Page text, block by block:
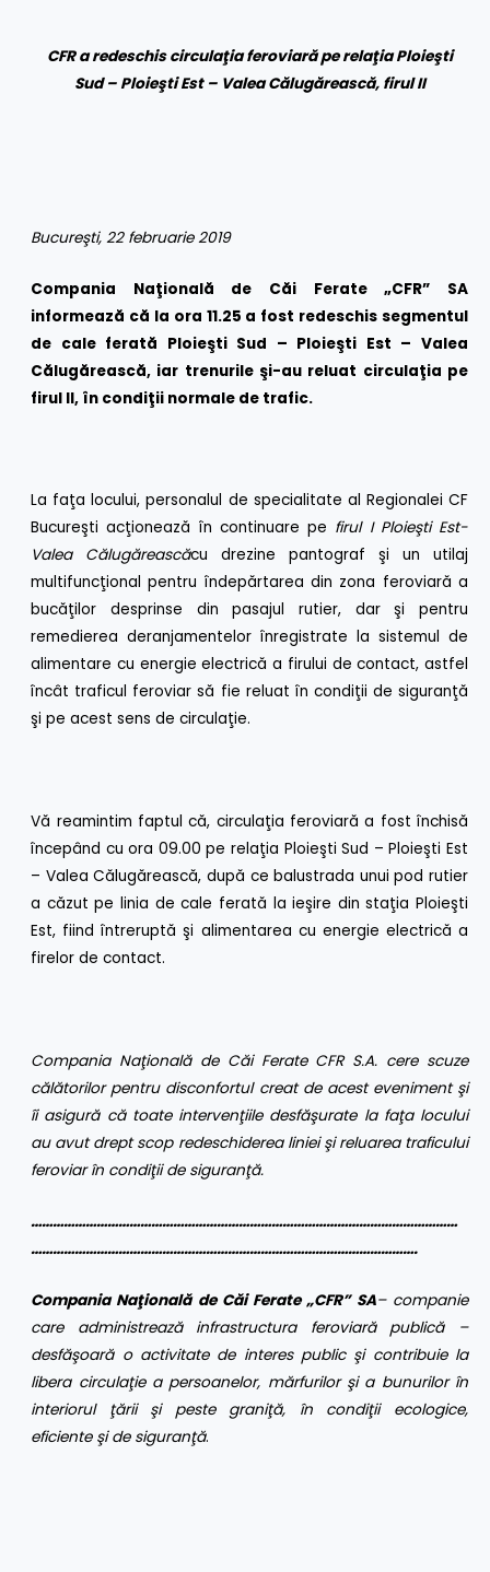
CFR a redeschis circulaţia feroviară pe relaţia Ploieşti
Sud – Ploieşti Est – Valea Călugărească, firul II
Bucureşti, 22 februarie 2019
Compania Naţională de Căi Ferate „CFR” SA
informează că la ora 11.25 a fost redeschis segmentul
de cale ferată Ploieşti Sud – Ploieşti Est – Valea
Călugărească, iar trenurile şi-au reluat circulaţia pe
firul II, în condiţii normale de trafic.
La faţa locului, personalul de specialitate al Regionalei CF
Bucureşti acţionează în continuare pe firul I Ploieşti Est-
Valea Călugăreascăcu drezine pantograf şi un utilaj
multifuncţional pentru îndepărtarea din zona feroviară a
bucăţilor desprinse din pasajul rutier, dar şi pentru
remedierea deranjamentelor înregistrate la sistemul de
alimentare cu energie electrică a firului de contact, astfel
încât traficul feroviar să fie reluat în condiţii de siguranţă
şi pe acest sens de circulaţie.
Vă reamintim faptul că, circulaţia feroviară a fost închisă
începând cu ora 09.00 pe relaţia Ploieşti Sud – Ploieşti Est
– Valea Călugărească, după ce balustrada unui pod rutier
a căzut pe linia de cale ferată la ieşire din staţia Ploieşti
Est, fiind întreruptă şi alimentarea cu energie electrică a
firelor de contact.
Compania Naţională de Căi Ferate CFR S.A. cere scuze
călătorilor pentru disconfortul creat de acest eveniment şi
îi asigură că toate intervenţiile desfăşurate la faţa locului
au avut drept scop redeschiderea liniei şi reluarea traficului
feroviar în condiţii de siguranţă.
………………………………………………………………………………………………………
…………………………………………………………………………………………….
Compania Naţională de Căi Ferate „CFR” SA– companie
care administrează infrastructura feroviară publică –
desfăşoară o activitate de interes public şi contribuie la
libera circulaţie a persoanelor, mărfurilor şi a bunurilor în
interiorul ţării şi peste graniţă, în condiţii ecologice,
eficiente şi de siguranţă.